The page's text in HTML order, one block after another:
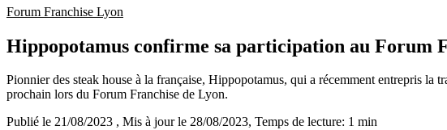
Forum Franchise Lyon
Hippopotamus confirme sa participation au Forum
Pionnier des steak house à la française, Hippopotamus, qui a récemment entrepris la
prochain lors du Forum Franchise de Lyon.
Publié le 21/08/2023 , Mis à jour le 28/08/2023, Temps de lecture: 1 min